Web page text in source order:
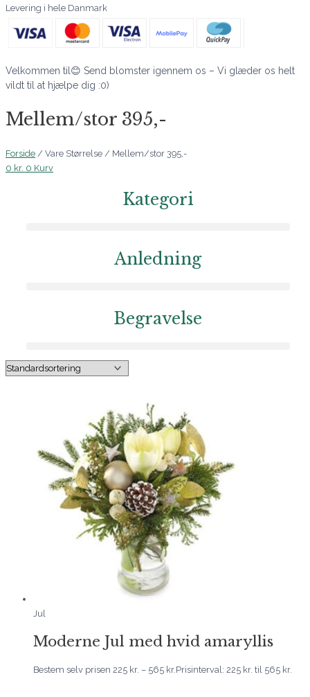
Levering i hele Danmark
Velkommen til😊 Send blomster igennem os – Vi glæder os helt
vildt til at hjælpe dig :0)
Mellem/stor 395,-
Forside / Vare Størrelse / Mellem/stor 395,-
0 kr. 0 Kurv
Kategori
Anledning
Begravelse
Jul
Moderne Jul med hvid amaryllis
Bestem selv prisen 225 kr. – 565 kr. Prisinterval: 225 kr. til 565 kr.